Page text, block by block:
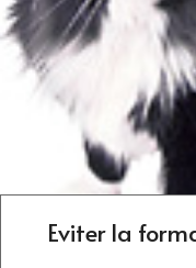
Eviter la